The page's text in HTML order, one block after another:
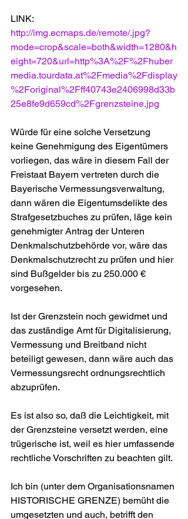
LINK:
http://img.ecmaps.de/remote/.jpg?
mode=crop&scale=both&width=1280&h
eight=720&url=http%3A%2F%2Fhuber
media.tourdata.at%2Fmedia%2Fdisplay
%2Foriginal%2Fff40743e2406998d33b
25e8fe9d659cd%2Fgrenzsteine.jpg
Würde für eine solche Versetzung
keine Genehmigung des Eigentümers
vorliegen, das wäre in diesem Fall der
Freistaat Bayern vertreten durch die
Bayerische Vermessungsverwaltung,
dann wären die Eigentumsdelikte des
Strafgesetzbuches zu prüfen, läge kein
genehmigter Antrag der Unteren
Denkmalschutzbehörde vor, wäre das
Denkmalschutzrecht zu prüfen und hier
sind Bußgelder bis zu 250.000 €
vorgesehen.
Ist der Grenzstein noch gewidmet und
das zuständige Amt für Digitalisierung,
Vermessung und Breitband nicht
beteiligt gewesen, dann wäre auch das
Vermessungsrecht ordnungsrechtlich
abzuprüfen.
Es ist also so, daß die Leichtigkeit, mit
der Grenzsteine versetzt werden, eine
trügerische ist, weil es hier umfassende
rechtliche Vorschriften zu beachten gilt.
Ich bin (unter dem Organisationsnamen
HISTORISCHE GRENZE) bemüht die
umgesetzten und auch, betrifft den